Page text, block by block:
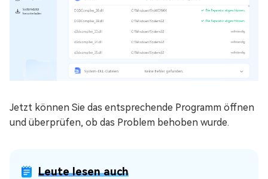
Jetzt können Sie das entsprechende Programm öffnen
und überprüfen, ob das Problem behoben wurde.
Leute lesen auch